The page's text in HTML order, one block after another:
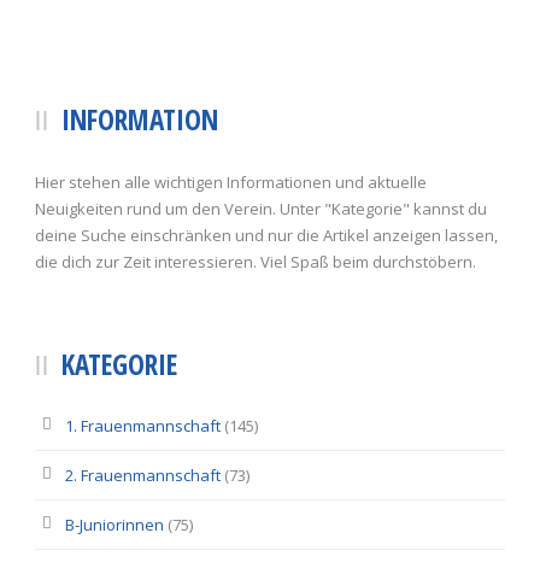
INFORMATION
Hier stehen alle wichtigen Informationen und aktuelle
Neuigkeiten rund um den Verein. Unter "Kategorie" kannst du
deine Suche einschränken und nur die Artikel anzeigen lassen,
die dich zur Zeit interessieren. Viel Spaß beim durchstöbern.
KATEGORIE
1. Frauenmannschaft (145)
2. Frauenmannschaft (73)
B-Juniorinnen (75)